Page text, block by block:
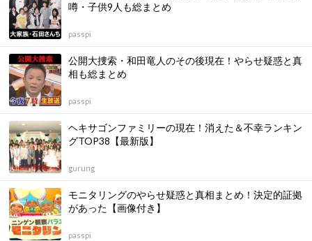
噂・子供9人も総まとめ
passpi
公開大捜索・和田竜人のその後現在！やらせ疑惑と真
相も総まとめ
passpi
ヘキサゴンファミリーの現在！消えた＆不幸ランキン
グTOP38【最新版】
gurung
モニタリングのやらせ疑惑と真相まとめ！決定的証拠
があった【画像付き】
passpi